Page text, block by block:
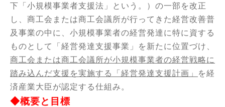
下「小規模事業者支援法」という。）の一部を改正
し、商工会または商工会議所が行ってきた経営改善普
及事業の中に、小規模事業者の経営発達に特に資する
ものとして「経営発達支援事業」を新たに位置づけ、
商工会または商工会議所が小規模事業者の経営戦略に
踏み込んだ支援を実施する「経営発達支援計画」
を経
済産業大臣が認定する仕組み。
◆概要と目標